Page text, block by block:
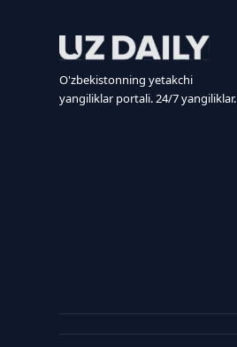
O'zbekistonning yetakchi
yangiliklar portali. 24/7 yangiliklar.